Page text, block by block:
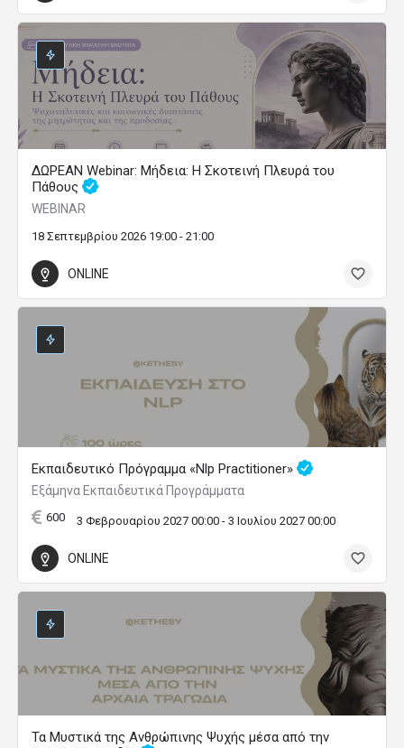
ΔΩΡΕΑΝ Webinar: Μήδεια: Η Σκοτεινή Πλευρά του
Πάθους
WEBINAR
18 Σεπτεμβρίου 2026 19:00 - 21:00
ONLINE
Εκπαιδευτικό Πρόγραμμα «Nlp Practitioner»
Εξάμηνα Εκπαιδευτικά Προγράμματα
600 3 Φεβρουαρίου 2027 00:00 - 3 Ιουλίου 2027 00:00
ONLINE
Τα Μυστικά της Ανθρώπινης Ψυχής μέσα από την